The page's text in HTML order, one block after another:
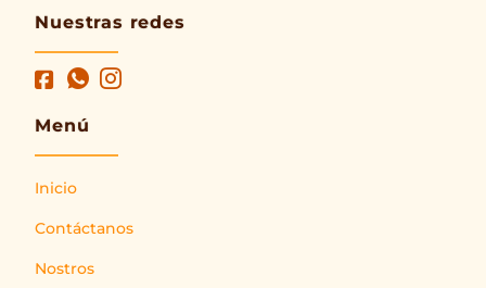
Nuestras redes
Menú
Inicio
Contáctanos
Nostros